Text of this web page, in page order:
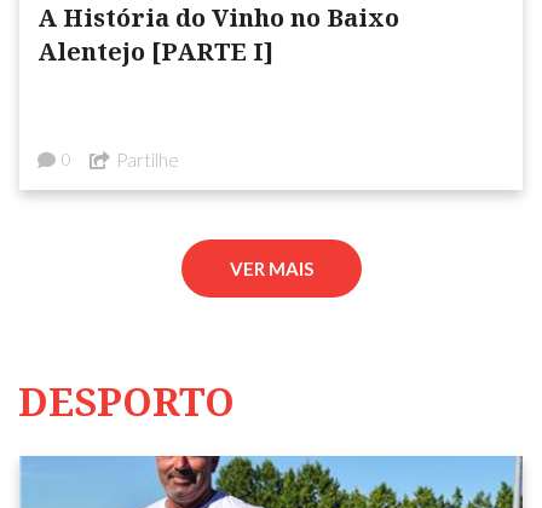
A História do Vinho no Baixo
Alentejo [PARTE I]
0 Partilhe
VER MAIS
DESPORTO